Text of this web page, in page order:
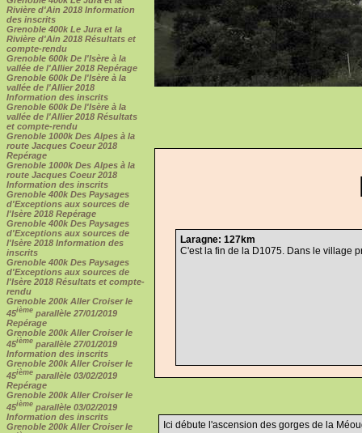
Rivière d'Ain 2018 Information
des inscrits
Grenoble 400k Le Jura et la
Rivière d'Ain 2018 Résultats et
compte-rendu
Grenoble 600k De l'Isère à la
vallée de l'Allier 2018 Repérage
Grenoble 600k De l'Isère à la
vallée de l'Allier 2018
Information des inscrits
Grenoble 600k De l'Isère à la
vallée de l'Allier 2018 Résultats
et compte-rendu
Grenoble 1000k Des Alpes à la
route Jacques Coeur 2018
Repérage
Grenoble 1000k Des Alpes à la
route Jacques Coeur 2018
Information des inscrits
Grenoble 400k Des Paysages
d'Exceptions aux sources de
l'Isère 2018 Repérage
Grenoble 400k Des Paysages
d'Exceptions aux sources de
l'Isère 2018 Information des
inscrits
Grenoble 400k Des Paysages
d'Exceptions aux sources de
l'Isère 2018 Résultats et compte-
rendu
Grenoble 200k Aller Croiser le
45ième parallèle 27/01/2019
Repérage
Grenoble 200k Aller Croiser le
45ième parallèle 27/01/2019
Information des inscrits
Grenoble 200k Aller Croiser le
45ième parallèle 03/02/2019
Repérage
Grenoble 200k Aller Croiser le
45ième parallèle 03/02/2019
Information des inscrits
Grenoble 200k Aller Croiser le
Laragne: 127km
C'est la fin de la D1075. Dans le village
Ici débute l'ascension des gorges de la